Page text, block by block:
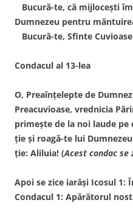
Bucură-te, că mijloceşti
Dumnezeu pentru
Bucură-te, Sfinte
Condacul al 13-lea
O, Preaînţelepte de
Preacuvioase, vrednicia
primeşte de la noi laude
ţie şi roagă-te lui
ţie: Aliluia! (Acest condac
Apoi se zice iarăşi Icosul 1:
Condacul 1: Apărătorul